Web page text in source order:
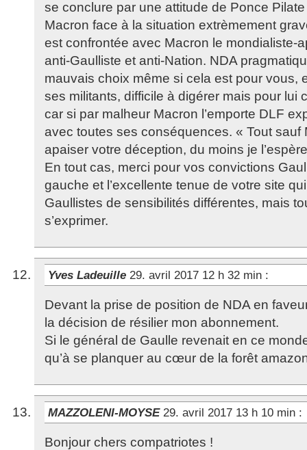
se conclure par une attitude de Ponce Pilate
Macron face à la situation extrèmement
est confrontée avec Macron le mondialiste-
anti-Gaulliste et anti-Nation. NDA
mauvais choix même si cela est pour vous,
ses militants, difficile à digérer mais pour lui
car si par malheur Macron l’emporte DLF
avec toutes ses conséquences. « Tout sauf
apaiser votre déception, du moins je
En tout cas, merci pour vos convictions
gauche et l’excellente tenue de votre site
Gaullistes de sensibilités différentes, mais
s’exprimer.
Yves Ladeuille 29. avril 2017 12 h 32 min :
Devant la prise de position de NDA en
la décision de résilier mon abonnement.
Si le général de Gaulle revenait en ce
qu’à se planquer au cœur de la forêt
MAZZOLENI-MOYSE 29. avril 2017 13 h 10 min :
Bonjour chers compatriotes !